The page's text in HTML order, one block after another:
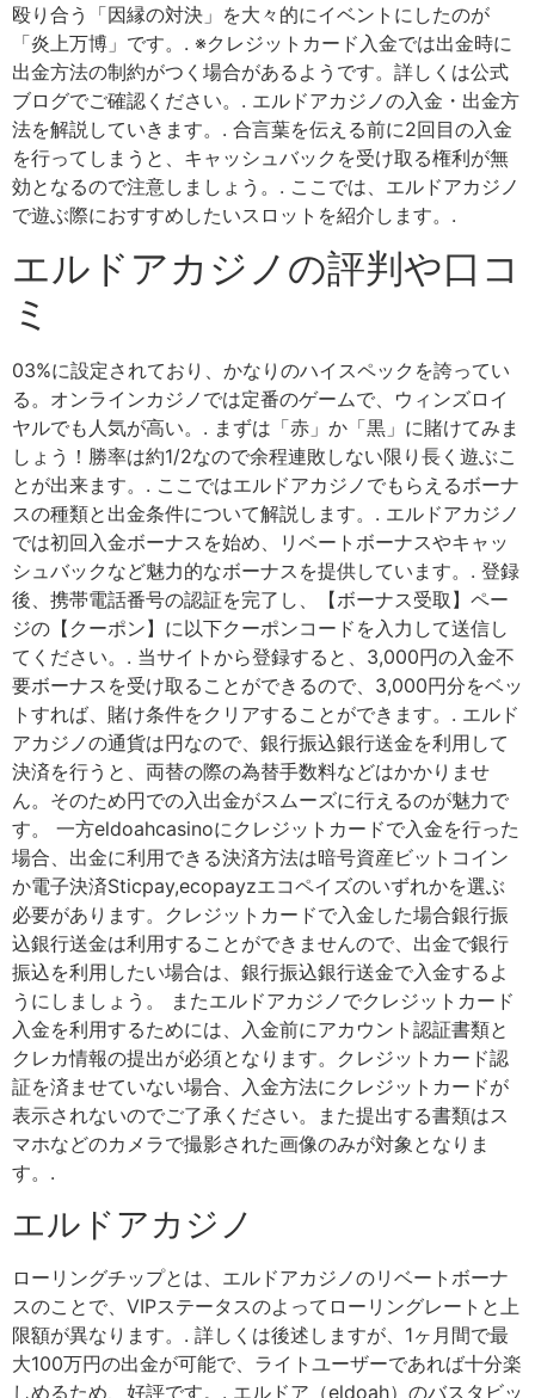
殴り合う「因縁の対決」を大々的にイベントにしたのが
「炎上万博」です。. ※クレジットカード入金では出金時に
出金方法の制約がつく場合があるようです。詳しくは公式
ブログでご確認ください。. エルドアカジノの入金・出金方
法を解説していきます。. 合言葉を伝える前に2回目の入金
を行ってしまうと、キャッシュバックを受け取る権利が無
効となるので注意しましょう。. ここでは、エルドアカジノ
で遊ぶ際におすすめしたいスロットを紹介します。.
エルドアカジノの評判や口コ
ミ
03%に設定されており、かなりのハイスペックを誇ってい
る。オンラインカジノでは定番のゲームで、ウィンズロイ
ヤルでも人気が高い。. まずは「赤」か「黒」に賭けてみま
しょう！勝率は約1/2なので余程連敗しない限り長く遊ぶこ
とが出来ます。. ここではエルドアカジノでもらえるボーナ
スの種類と出金条件について解説します。. エルドアカジノ
では初回入金ボーナスを始め、リベートボーナスやキャッ
シュバックなど魅力的なボーナスを提供しています。. 登録
後、携帯電話番号の認証を完了し、【ボーナス受取】ペー
ジの【クーポン】に以下クーポンコードを入力して送信し
てください。. 当サイトから登録すると、3,000円の入金不
要ボーナスを受け取ることができるので、3,000円分をベッ
トすれば、賭け条件をクリアすることができます。. エルド
アカジノの通貨は円なので、銀行振込銀行送金を利用して
決済を行うと、両替の際の為替手数料などはかかりませ
ん。そのため円での入出金がスムーズに行えるのが魅力で
す。 一方eldoahcasinoにクレジットカードで入金を行った
場合、出金に利用できる決済方法は暗号資産ビットコイン
か電子決済Sticpay,ecopayzエコペイズのいずれかを選ぶ
必要があります。クレジットカードで入金した場合銀行振
込銀行送金は利用することができませんので、出金で銀行
振込を利用したい場合は、銀行振込銀行送金で入金するよ
うにしましょう。 またエルドアカジノでクレジットカード
入金を利用するためには、入金前にアカウント認証書類と
クレカ情報の提出が必須となります。クレジットカード認
証を済ませていない場合、入金方法にクレジットカードが
表示されないのでご了承ください。また提出する書類はス
マホなどのカメラで撮影された画像のみが対象となりま
す。.
エルドアカジノ
ローリングチップとは、エルドアカジノのリベートボーナ
スのことで、VIPステータスのよってローリングレートと上
限額が異なります。. 詳しくは後述しますが、1ヶ月間で最
大100万円の出金が可能で、ライトユーザーであれば十分楽
しめるため、好評です。. エルドア（eldoah）のバスタビッ